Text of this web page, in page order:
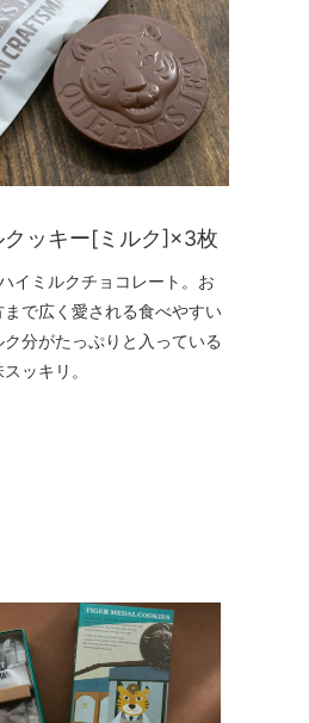
クッキー[ミルク]×3枚
イミルクチョコレート。お
で広く愛される食べやすい
分がたっぷりと入っている
ッキリ。